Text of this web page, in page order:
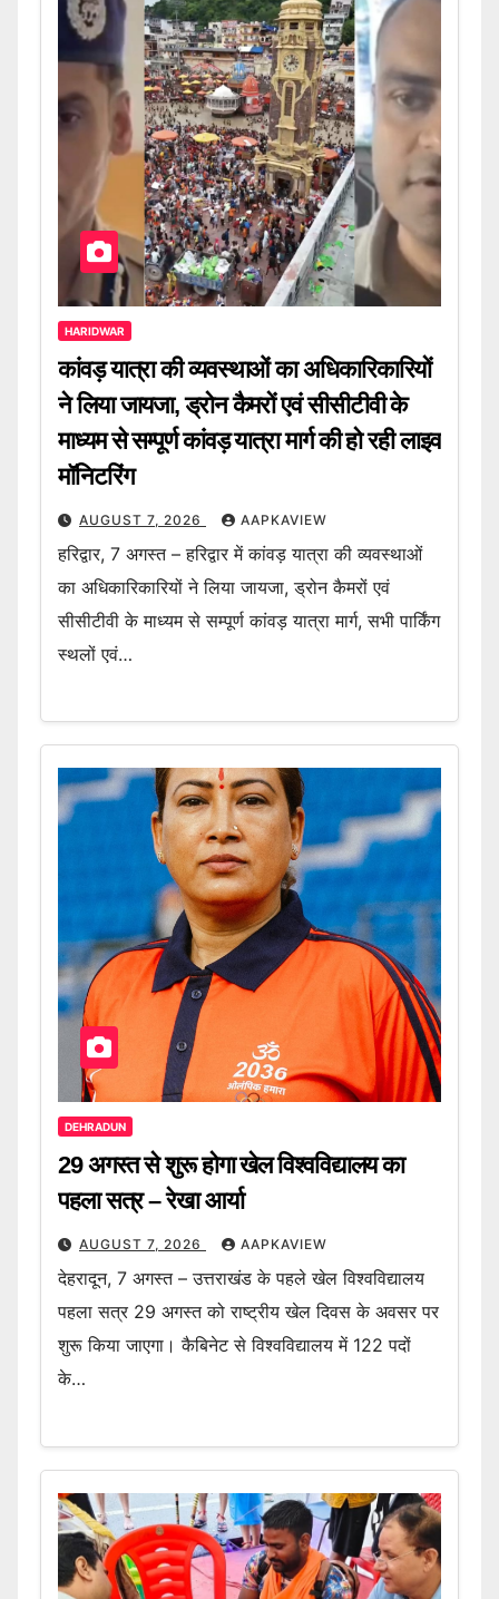
HARIDWAR
कांवड़ यात्रा की व्यवस्थाओं का अधिकारिकारियों
ने लिया जायजा, ड्रोन कैमरों एवं सीसीटीवी के
माध्यम से सम्पूर्ण कांवड़ यात्रा मार्ग की हो रही लाइव
मॉनिटरिंग
AUGUST 7, 2026 AAPKAVIEW
हरिद्वार, 7 अगस्त – हरिद्वार में कांवड़ यात्रा की व्यवस्थाओं
का अधिकारिकारियों ने लिया जायजा, ड्रोन कैमरों एवं
सीसीटीवी के माध्यम से सम्पूर्ण कांवड़ यात्रा मार्ग, सभी पार्किंग
स्थलों एवं…
DEHRADUN
29 अगस्त से शुरू होगा खेल विश्वविद्यालय का
पहला सत्र – रेखा आर्या
AUGUST 7, 2026 AAPKAVIEW
देहरादून, 7 अगस्त – उत्तराखंड के पहले खेल विश्वविद्यालय
पहला सत्र 29 अगस्त को राष्ट्रीय खेल दिवस के अवसर पर
शुरू किया जाएगा। कैबिनेट से विश्वविद्यालय में 122 पदों
के…